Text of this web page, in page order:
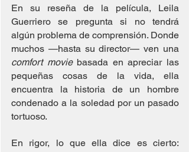
En su reseña de la película, Leila
Guerriero se pregunta si no tendrá
algún problema de comprensión. Donde
comfort movie basada en apreciar las
pequeñas cosas de la vida, ella
encuentra la historia de un hombre
condenado a la soledad por un pasado
tortuoso.
En rigor, lo que ella dice es cierto: